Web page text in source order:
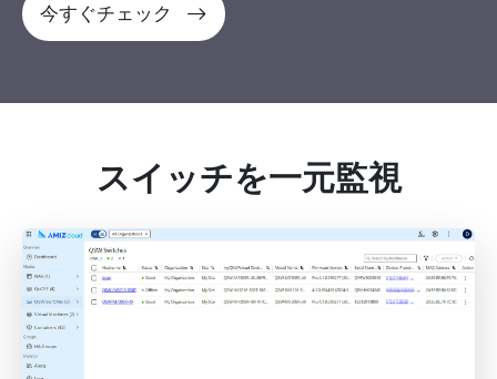
今すぐチェック
スイッチを一元監視